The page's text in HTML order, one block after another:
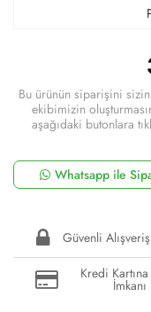
Bu ürünün siparişini
ekibimizin
aşağıdaki butonlara
Whatsapp ile
Güvenli Alışveriş
Kredi
İmkanı